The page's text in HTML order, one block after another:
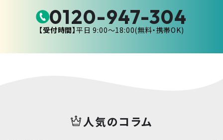
0120-947-304
【受付時間】平日 9:00〜18:00(無料・携帯OK)
人気のコラム